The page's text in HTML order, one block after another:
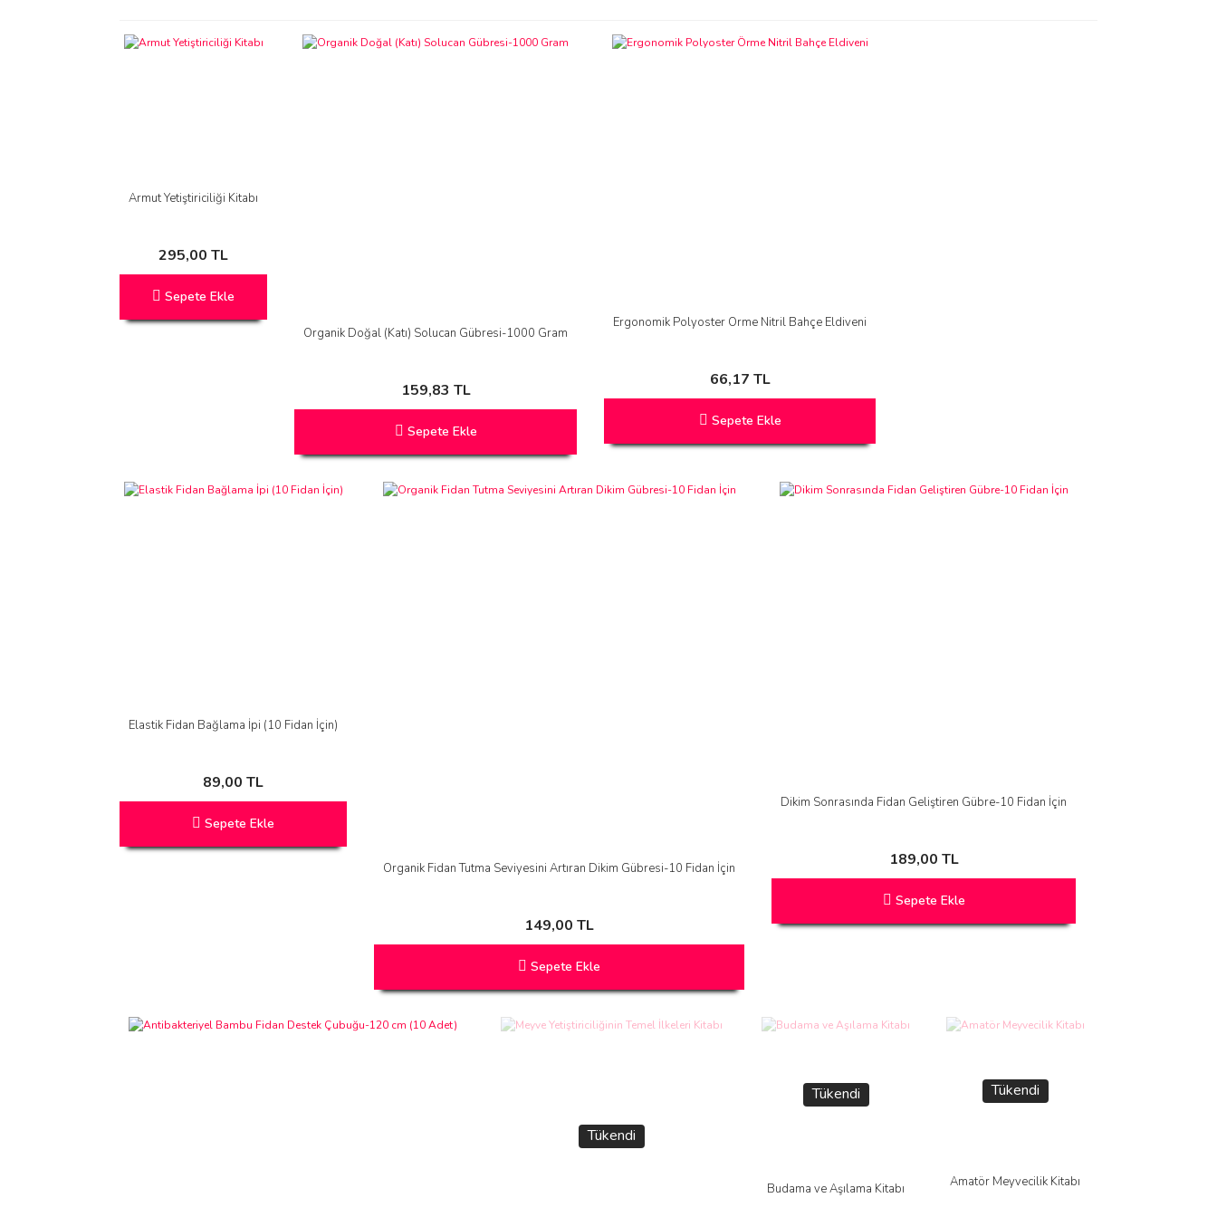
Armut Yetiştiriciliği Kitabı
295,00 TL
Sepete Ekle
Organik Doğal (Katı) Solucan Gübresi-1000 Gram
159,83 TL
Sepete Ekle
Ergonomik Polyoster Örme Nitril Bahçe Eldiveni
66,17 TL
Sepete Ekle
Elastik Fidan Bağlama İpi (10 Fidan İçin)
89,00 TL
Sepete Ekle
Organik Fidan Tutma Seviyesini Artıran Dikim Gübresi-10 Fidan İçin
149,00 TL
Sepete Ekle
Dikim Sonrasında Fidan Geliştiren Gübre-10 Fidan İçin
189,00 TL
Sepete Ekle
Tükendi
Tükendi
Budama ve Aşılama Kitabı
Tükendi
Amatör Meyvecilik Kitabı